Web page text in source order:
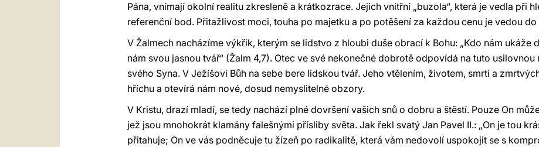
Pána, vnímají okolní realitu zkresleně a krátkozrace. Jejich vnitřní „buzola“, která je vedla při
referenční bod. Přitažlivost moci, touha po majetku a po potěšení za každou cenu je vedou
V Žalmech nacházíme výkřik, kterým se lidstvo z hloubi duše obrací k Bohu: „Kdo nám ukáže
nám svou jasnou tvář“ (Žalm 4,7). Otec ve své nekonečné dobrotě odpovídá na tuto
svého Syna. V Ježíšovi Bůh na sebe bere lidskou tvář. Jeho vtělením, životem, smrtí a
hříchu a otevírá nám nové, dosud nemyslitelné obzory.
V Kristu, drazí mladí, se tedy nachází plné dovršení vašich snů o dobru a štěstí. Pouze On
jež jsou mnohokrát klamány falešnými přísliby světa. Jak řekl svatý Jan Pavel II.: „On je tou
přitahuje; On ve vás podněcuje tu žízeň po radikalitě, která vám nedovolí uspokojit se s